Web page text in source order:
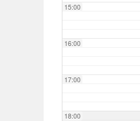
15:00
16:00
17:00
18:00